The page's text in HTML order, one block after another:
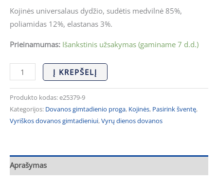
Kojinės universalaus dydžio, sudėtis medvilnė 85%,
poliamidas 12%, elastanas 3%.
Prieinamumas: Išankstinis užsakymas (gaminame 7 d.d.)
Į KREPŠELĮ
Produkto kodas:e25379-9
Kategorijos: Dovanos gimtadienio proga, Kojinės, Pasirink šventę,
Vyriškos dovanos gimtadieniui,Vyrų dienos dovanos
Aprašymas